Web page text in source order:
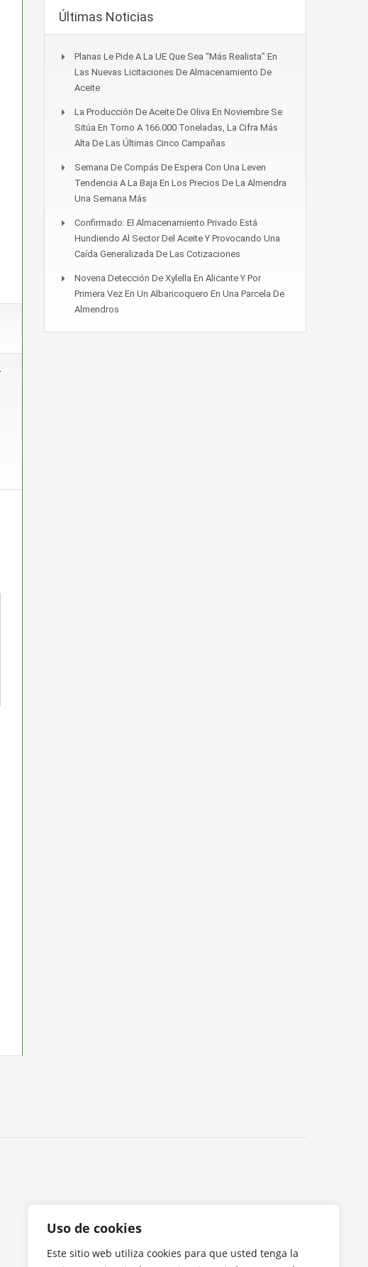
Uso de cookies
Este sitio web utiliza cookies para que usted tenga la
Últimas Noticias
Planas Le Pide A La UE Que Sea “más Realista” En
Las Nuevas Licitaciones De Almacenamiento De
Aceite
La Producción De Aceite De Oliva En Noviembre Se
Sitúa En Torno A 166.000 Toneladas, La Cifra Más
Alta De Las Últimas Cinco Campañas
Semana De Compás De Espera Con Una Leven
Tendencia A La Baja En Los Precios De La Almendra
Una Semana Más
Confirmado: El Almacenamiento Privado Está
Hundiendo Al Sector Del Aceite Y Provocando Una
Caída Generalizada De Las Cotizaciones
Novena Detección De Xylella En Alicante Y Por
Primera Vez En Un Albaricoquero En Una Parcela De
Almendros